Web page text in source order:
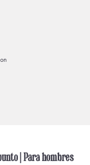
| Para hombres